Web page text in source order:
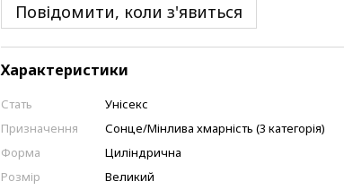
Повідомити, коли з'явиться
Характеристики
Стать
Унісекс
Призначення
Сонце/Мінлива хмарність (3 категорія)
Форма
Циліндрична
Розмір
Великий